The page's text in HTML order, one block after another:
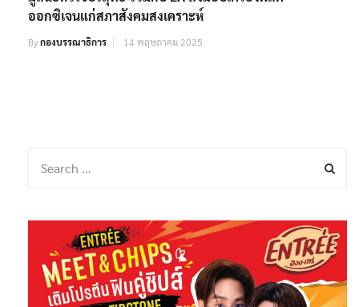
ออกซิเจนแก่สภาสังคมสงเคราะห์
Byกองบรรณาธิการ 14 พฤษภาคม 2025